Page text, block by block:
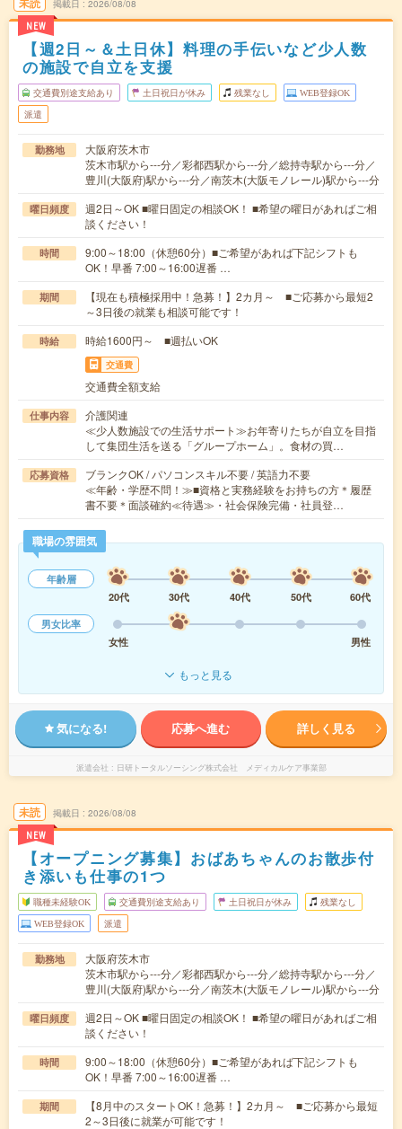
NEW
掲載日 2026/08/08
【週2日～＆土日休】料理の手伝いなど少人数
の施設で自立を支援
交通費別途支給あり 土日祝日が休み 残業なし WEB登録OK
派遣
勤務地
大阪府茨木市
茨木市駅から---分／彩都西駅から---分／総持寺駅から---分／
豊川(大阪府)駅から---分／南茨木(大阪モノレール)駅から---分
曜日頻度
週2日～OK ■曜日固定の相談OK！ ■希望の曜日があればご相
談ください！
時間
9:00～18:00（休憩60分）■ご希望があれば下記シフトも
OK！早番 7:00～16:00遅番 …
期間
【現在も積極採用中！急募！】2カ月～ ■ご応募から最短2
～3日後の就業も相談可能です！
時給 時給1600円～ ■週払いOK
交通費
交通費全額支給
仕事内容
介護関連
≪少人数施設での生活サポート≫お年寄りたちが自立を目指
して集団生活を送る「グループホーム」。食材の買…
応募資格
ブランクOK / パソコンスキル不要 / 英語力不要
≪年齢・学歴不問！≫■資格と実務経験をお持ちの方＊履歴
書不要＊面談確約≪待遇≫・社会保険完備・社員登…
職場の雰囲気
年齢層
20代
30代 40代 50代
60代
男女比率
女性
男性
もっと見る
気になる! 応募へ進む 詳しく見る
派遣会社 日研トータルソーシング株式会社 メディカルケア事業部
未読
NEW
掲載日 2026/08/08
【オープニング募集】おばあちゃんのお散歩付
き添いも仕事の1つ
職種未経験OK 交通費別途支給あり 土日祝日が休み 残業なし
WEB登録OK 派遣
勤務地
大阪府茨木市
茨木市駅から---分／彩都西駅から---分／総持寺駅から---分／
豊川(大阪府)駅から---分／南茨木(大阪モノレール)駅から---分
曜日頻度
週2日～OK ■曜日固定の相談OK！ ■希望の曜日があればご相
談ください！
時間
9:00～18:00（休憩60分）■ご希望があれば下記シフトも
OK！早番 7:00～16:00遅番 …
期間
【8月中のスタートOK！急募！】2カ月～ ■ご応募から最短
2～3日後に就業が可能です！